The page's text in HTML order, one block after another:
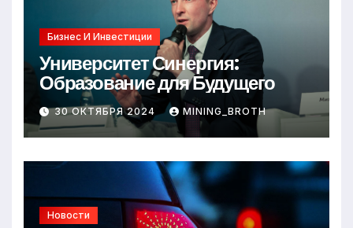
Бизнес И Инвестиции
Университет Синергия:
Образование для Будущего
30 ОКТЯБРЯ 2024 MINING_BROTH
Новости